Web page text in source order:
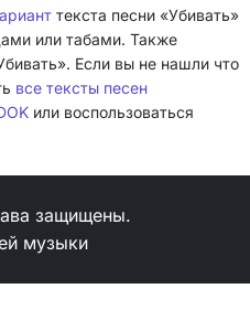
текста песни «Убивать»
или табами. Также
Если вы не нашли что
все тексты песен
или воспользоваться
защищены.
музыки